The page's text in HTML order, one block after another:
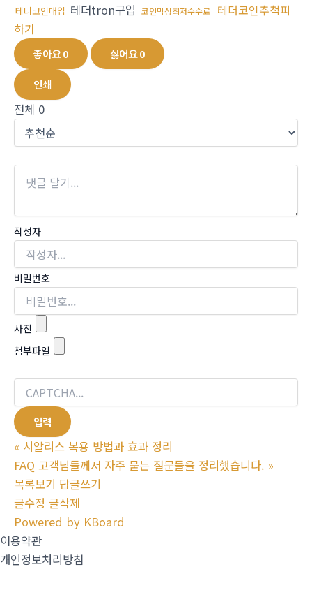
테더코인매입 테더tron구입 코인믹싱최저수수료
테더코인추척피
하기
좋아요0 싫어요0
인쇄
전체 0
작성자
비밀번호
사진
첨부파일
« 시알리스 복용 방법과 효과 정리
FAQ 고객님들께서 자주 묻는 질문들을 정리했습니다. »
목록보기 답글쓰기
글수정 글삭제
Powered by KBoard
이용약관
개인정보처리방침